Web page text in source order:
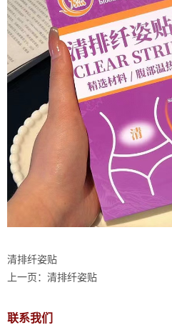
清排纤姿贴
上一页： 清排纤姿贴
联系我们